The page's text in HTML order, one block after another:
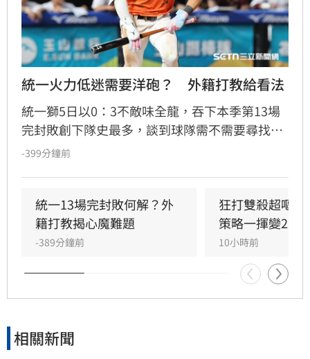
統一火力低迷需要洋砲？　外籍打教給看法
統一獅5日以0：3不敵味全龍，吞下本季第13場
完封敗創下隊史最多，談到球隊需不需要尋找洋
砲加強火力，外籍打擊教練馬修爾直言談補強不
-399分鐘前
統一13場完封敗何解？外
籍打教揭心魔難題
-389分鐘前
狂打雙殺超嘔
策略一揮變2分
10小時前
相關新聞